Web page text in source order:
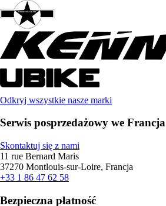
Odkryj wszystkie nasze marki
Serwis posprzedażowy we Francja
Skontaktuj się z nami
11 rue Bernard Maris
37270 Montlouis-sur-Loire, Francja
+33 1 86 47 62 58
Bezpieczna płatność